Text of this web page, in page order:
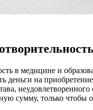
в медицине и
деньги на
сумму, только чтобы